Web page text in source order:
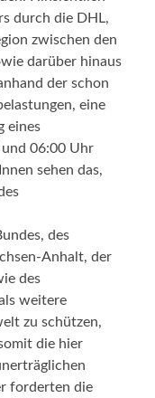
durch die DHL,
zwischen den
darüber hinaus
der schon
eine
eines
06:00 Uhr
sehen das,
des
Anhalt, der
des
weitere
zu schützen,
die hier
forderten die